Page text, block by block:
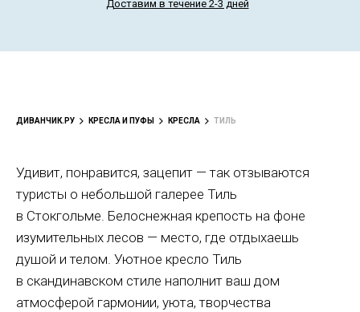
Доставим в течение 2-3 дней
ДИВАНЧИК.РУ КРЕСЛА И ПУФЫ КРЕСЛА ТИЛЬ
Удивит, понравится, зацепит — так отзываются
туристы о небольшой галерее Тиль
в Стокгольме. Белоснежная крепость на фоне
изумительных лесов — место, где отдыхаешь
душой и телом. Уютное кресло Тиль
в скандинавском стиле наполнит ваш дом
атмосферой гармонии, уюта, творчества